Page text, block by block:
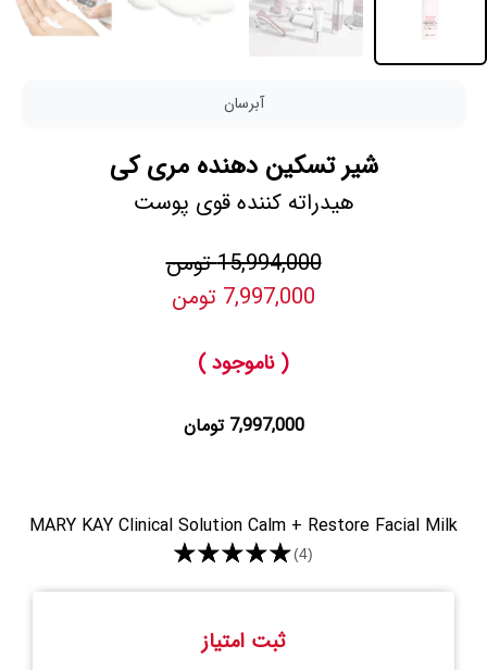
آبرسان
شیر تسکین دهنده مری کی
هیدراته کننده قوی پوست
15,994,000 تومن
7,997,000 تومن
( ناموجود )
7,997,000 تومان
MARY KAY Clinical Solution Calm + Restore Facial Milk
★★★★★(4)
ثبت امتیاز